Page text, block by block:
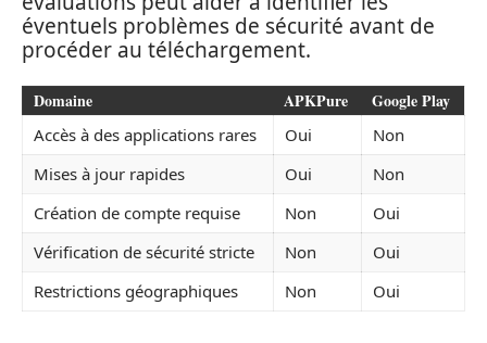
éventuels problèmes de sécurité avant de
procéder au téléchargement.
Domaine APKPure Google Play
Accès à des applications rares Oui
Non
Mises à jour rapides
Oui
Non
Création de compte requise
Non
Oui
Vérification de sécurité stricte
Non
Oui
Restrictions géographiques
Non Oui